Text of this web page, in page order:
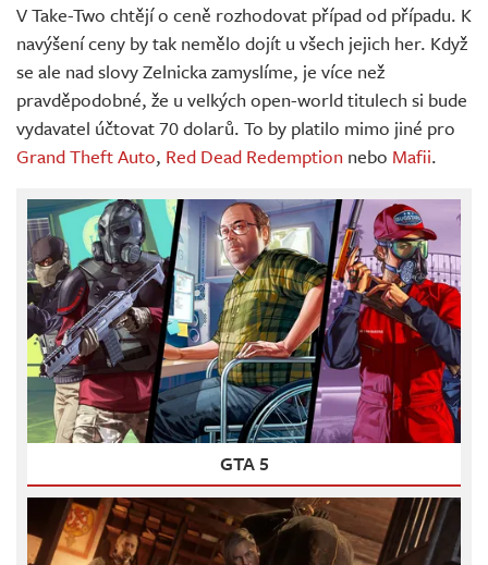
V Take-Two chtějí o ceně rozhodovat případ od případu. K
navýšení ceny by tak nemělo dojít u všech jejich her. Když
se ale nad slovy Zelnicka zamyslíme, je více než
pravděpodobné, že u velkých open-world titulech si bude
vydavatel účtovat 70 dolarů. To by platilo mimo jiné pro
Grand Theft Auto, Red Dead Redemption nebo Mafii.
GTA 5